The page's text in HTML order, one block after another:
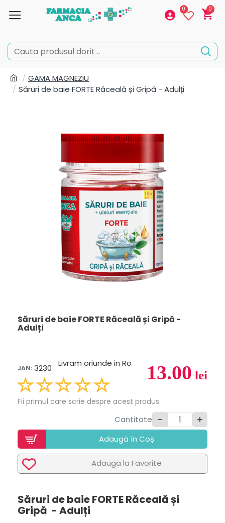
0 0
GAMA MAGNEZIU
Săruri de baie FORTE Răceală și Gripă - Adulți
Săruri de baie FORTE Răceală și Gripă -
Adulți
13.00 lei
JAN: 3230 Livram oriunde in Ro
Fii primul care scrie despre acest produs.
Cantitate - +
Adaugã în Coș
Adaugã la Favorite
Săruri de baie FORTE Răceală și
Gripă - Adulți